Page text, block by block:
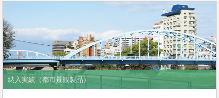
納入実績（都市景観製品）